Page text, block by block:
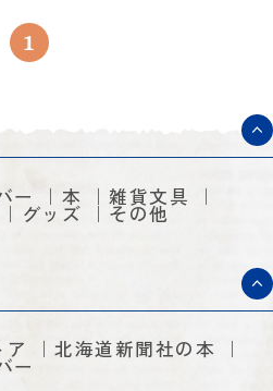
1
ー 本 雑貨文具
グッズ その他
北海道新聞社の本
ー